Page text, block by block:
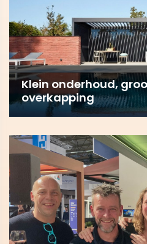
Klein onderhoud,
overkapping